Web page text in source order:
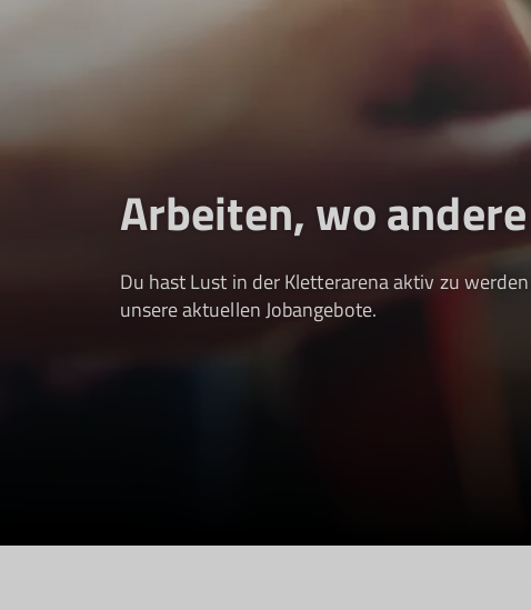
Arbeiten, wo
Du hast Lust in der Kletterarena aktiv zu
unsere aktuellen Jobangebote.